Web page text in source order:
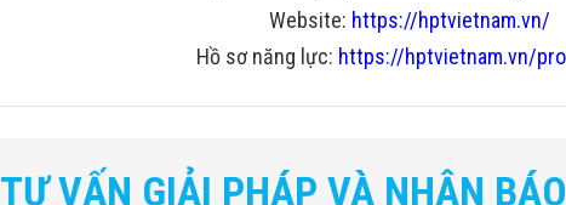
Website: https://hptvietnam.vn/
Hồ sơ năng lực: https://hptvietnam.vn/
TƯ VẤN GIẢI PHÁP VÀ NHẬN